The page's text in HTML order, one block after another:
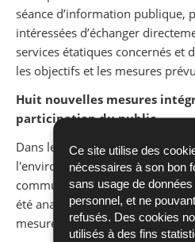
Ce site utilise des
nécessaires à son bon
sans usage de
personnel, et ne
refusés. Des cookies
utilisés à des fins
séance d’information publique,
intéressées d’échanger
services étatiques concernés et
les objectifs et les mesures
Huit nouvelles mesures
participation du public
Dans le cadre de l’enquête
l'environnement a réceptionné
communes et des citoyens. Les
été analysées et intégrées, dans
mesure du possible.